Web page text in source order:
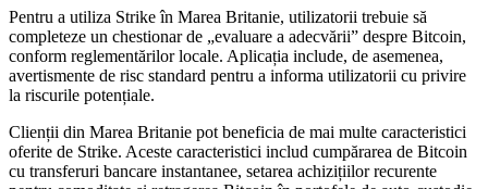
Pentru a utiliza Strike în Marea Britanie, utilizatorii trebuie să
completeze un chestionar de „evaluare a adecvării” despre Bitcoin,
conform reglementărilor locale. Aplicația include, de asemenea,
avertismente de risc standard pentru a informa utilizatorii cu privire
la riscurile potențiale.
Clienții din Marea Britanie pot beneficia de mai multe caracteristici
oferite de Strike. Aceste caracteristici includ cumpărarea de Bitcoin
cu transferuri bancare instantanee, setarea achizițiilor recurente